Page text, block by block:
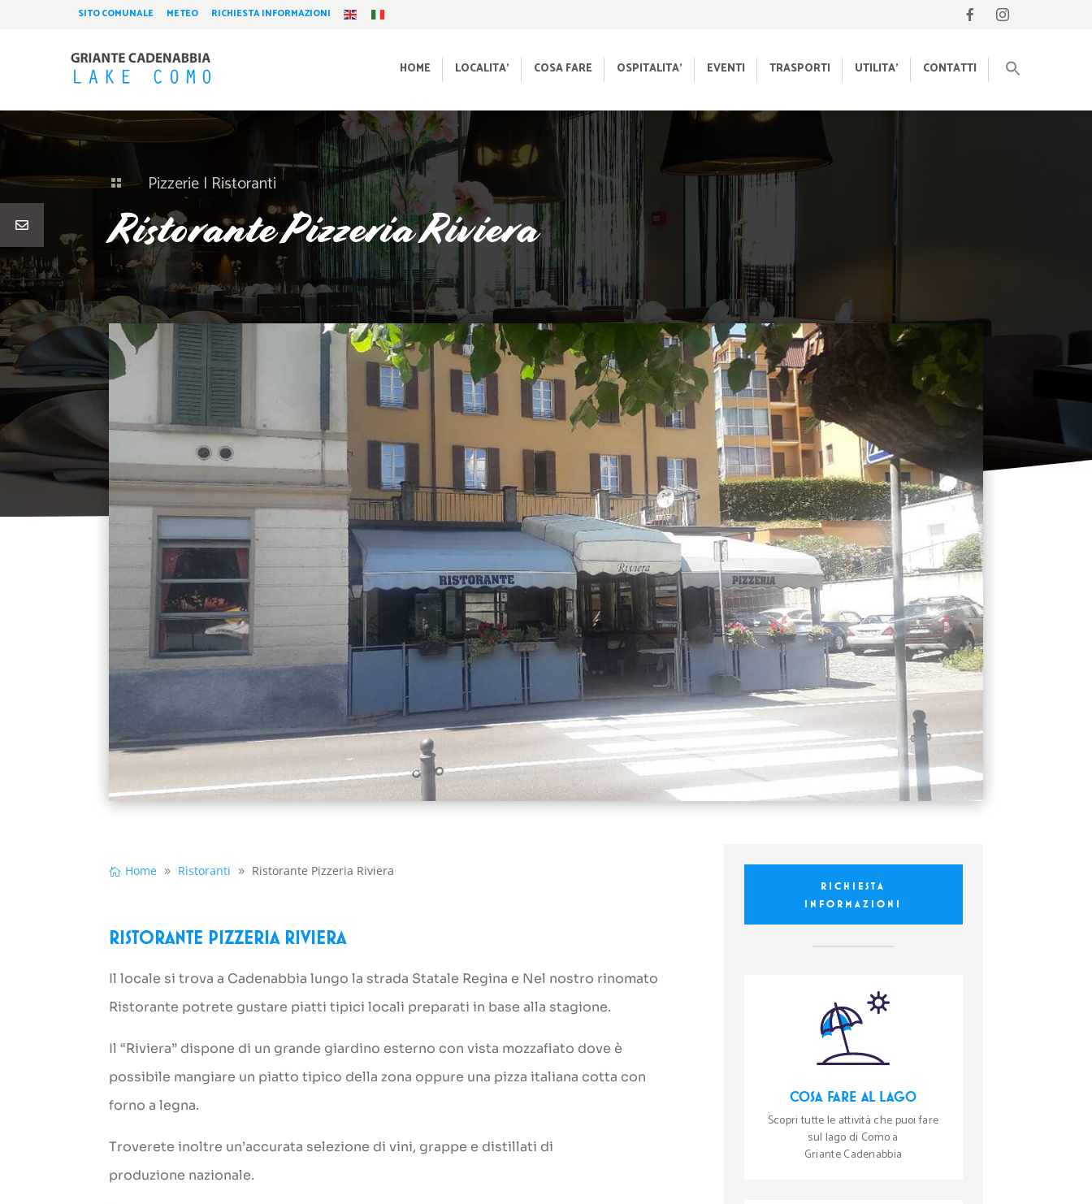
SITO COMUNALE METEO RICHIESTA INFORMAZIONI
HOME LOCALITA’ COSA FARE OSPITALITA’ EVENTI TRASPORTI UTILITA’ CONTATTI
 Pizzerie| Ristoranti
Ristorante Pizzeria Riviera
Home Ristoranti Ristorante Pizzeria Riviera
Ristorante Pizzeria Riviera
Il locale si trova a Cadenabbia lungo la strada Statale Regina e Nel nostro rinomato
Ristorante potrete gustare piatti tipici locali preparati in base alla stagione.
Il “Riviera” dispone di un grande giardino esterno con vista mozzafiato dove è
possibile mangiare un piatto tipico della zona oppure una pizza italiana cotta con
forno a legna.
Troverete inoltre un’accurata selezione di vini, grappe e distillati di
produzione nazionale.
RICHIESTA
INFORMAZIONI
COSA FARE AL LAGO
Scopri tutte le attività che puoi fare
sul lago di Como a
Griante Cadenabbia